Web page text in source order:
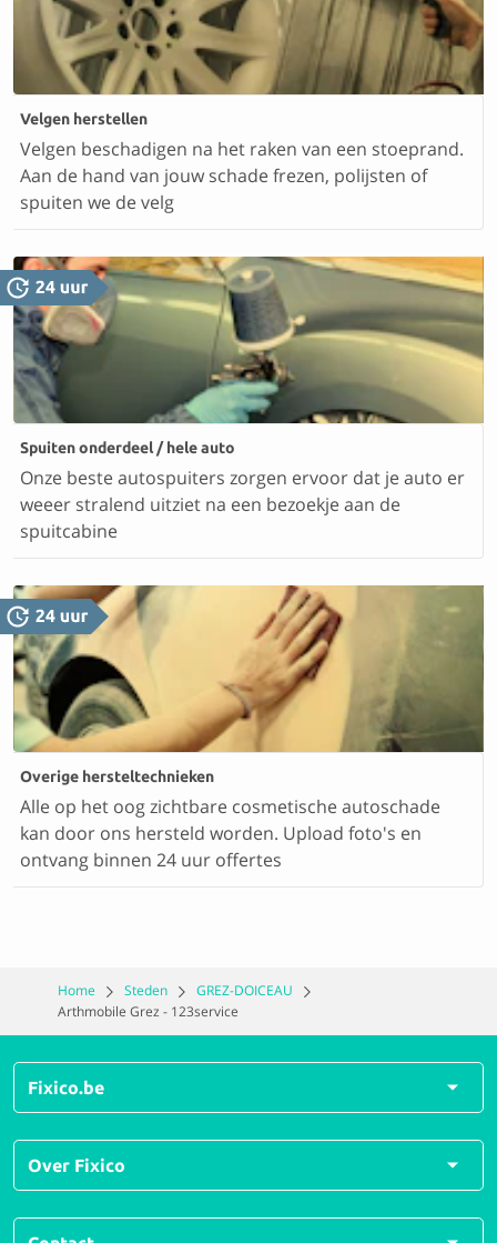
Velgen herstellen
Velgen beschadigen na het raken van een stoeprand.
Aan de hand van jouw schade frezen, polijsten of
spuiten we de velg
Spuiten onderdeel / hele auto
Onze beste autospuiters zorgen ervoor dat je auto er
weeer stralend uitziet na een bezoekje aan de
spuitcabine
Overige hersteltechnieken
Alle op het oog zichtbare cosmetische autoschade
kan door ons hersteld worden. Upload foto's en
ontvang binnen 24 uur offertes
Home Steden
GREZ-DOICEAU
Arthmobile Grez - 123service
Fixico.be
Alle herstellingen
Alle soorten schades
Veelgestelde vragen
Over Fixico
Over ons